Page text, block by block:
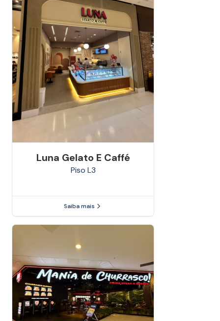
Luna Gelato E Caffé
Piso L3
Saiba mais